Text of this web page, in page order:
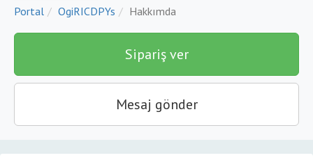
Portal OgiRICDPYs Hakkımda
Sipariş ver
Mesaj gönder